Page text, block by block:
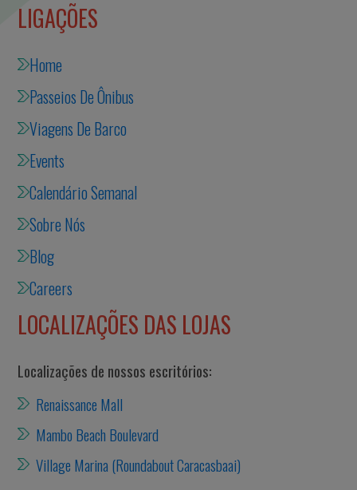
LIGAÇÕES
Home
Passeios De Ônibus
Viagens De Barco
Events
Calendário Semanal
Sobre Nós
Blog
Careers
LOCALIZAÇÕES DAS LOJAS
Localizações de nossos escritórios:
Renaissance Mall
Mambo Beach Boulevard
Village Marina (Roundabout Caracasbaai)